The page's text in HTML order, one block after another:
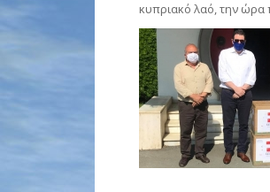
κυπριακό λαό, την ώρα